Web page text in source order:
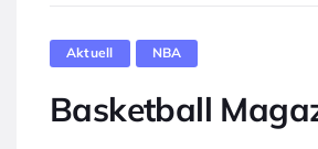
Aktuell NBA
Basketball